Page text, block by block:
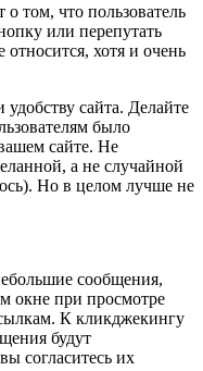
том, что пользователь
или перепутать
хотя и очень
сайта. Делайте
было
сайте. Не
а не случайной
Но в целом лучше не
сообщения,
окне при просмотре
К кликджекингу
будут
согласитесь их